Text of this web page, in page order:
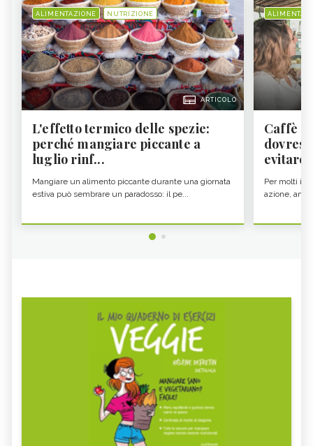
ALIMENTAZIONE NUTRIZIONE
ARTICOLO
L'effetto termico delle spezie:
perché mangiare piccante a
luglio rinf...
Mangiare un alimento piccante durante una giornata
estiva può sembrare un paradosso: il pe...
Caffè
evitare
Per molti il
azione,